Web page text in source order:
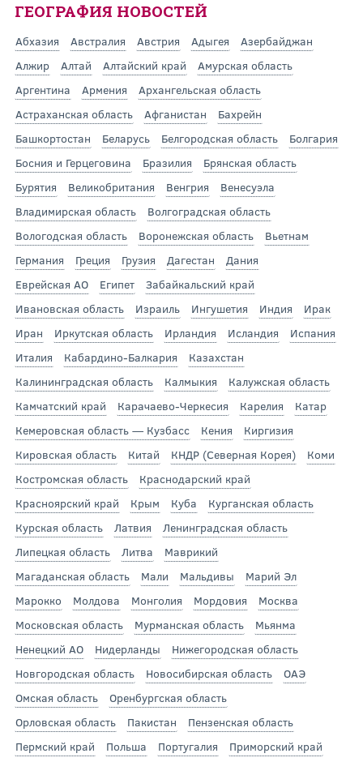
ГЕОГРАФИЯ НОВОСТЕЙ
Абхазия Австралия Австрия Адыгея
Азербайджан
Алжир
Алтай Алтайский край
Амурская область
Аргентина
Армения
Архангельская область
Астраханская область
Афганистан
Бахрейн
Башкортостан
Беларусь Белгородская область
Болгария
Босния и Герцеговина
Бразилия
Брянская область
Бурятия
Великобритания Венгрия
Венесуэла
Владимирская область
Волгоградская область
Вологодская область
Воронежская область
Вьетнам
Германия
Греция Грузия Дагестан
Дания
Еврейская АО
Египет
Забайкальский край
Ивановская область
Израиль Ингушетия Индия
Ирак
Иран
Иркутская область Ирландия Исландия
Испания
Италия
Кабардино-Балкария
Казахстан
Калининградская область
Калмыкия
Калужская область
Камчатский край
Карачаево-Черкесия Карелия
Катар
Кемеровская область — Кузбасс
Кения
Киргизия
Кировская область
Китай КНДР (Северная Корея)
Коми
Костромская область
Краснодарский край
Красноярский край
Крым Куба
Курганская область
Курская область
Латвия
Ленинградская область
Липецкая область
Литва
Маврикий
Магаданская область
Мали Мальдивы
Марий Эл
Марокко
Молдова Монголия Мордовия
Москва
Московская область
Мурманская область
Мьянма
Ненецкий АО
Нидерланды
Нижегородская область
Новгородская область
Новосибирская область
ОАЭ
Омская область
Оренбургская область
Орловская область
Пакистан
Пензенская область
Пермский край
Польша Португалия
Приморский край